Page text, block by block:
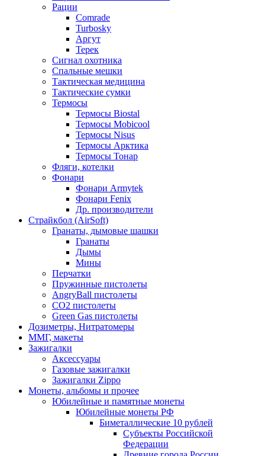
Рации
Comrade
Turbosky
Аргут
Терек
Сигнал охотника
Спальные мешки
Тактическая медицина
Тактические сумки
Термосы
Термосы Biostal
Термосы Mobicool
Термосы Nisus
Термосы Арктика
Термосы Тонар
Фляги, котелки
Фонари
Фонари Armytek
Фонари Fenix
Др. производители
Страйкбол (AirSoft)
Гранаты, дымовые шашки
Гранаты
Дымы
Мины
Перчатки
Пружинные пистолеты
AngryBall пистолеты
CO2 пистолеты
Green Gas пистолеты
Дозиметры, Нитратомеры
ММГ, макеты
Зажигалки
Аксессуары
Газовые зажигалки
Зажигалки Zippo
Монеты, альбомы и прочее
Юбилейные и памятные монеты
Юбилейные монеты РФ
Биметаллические 10 рублей
Субъекты Российской
Федерации